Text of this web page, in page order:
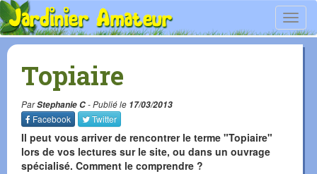
Topiaire
ParStephanie C- Publié le 17/03/2013
Facebook
Twitter
Il peut vous arriver de rencontrer le terme "Topiaire"
lors de vos lectures sur le site, ou dans un ouvrage
spécialisé. Comment le comprendre ?